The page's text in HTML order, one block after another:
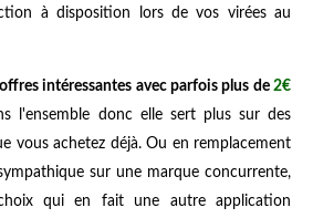
à disposition lors de vos virées au
intéressantes avec parfois plus de2€
l'ensemble donc elle sert plus sur des
vous achetez déjà. Ou en remplacement
sur une marque concurrente,
qui en fait une autre application